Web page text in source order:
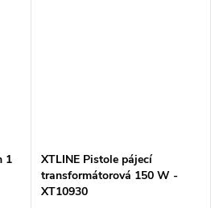
1
XTLINE Pistole pájecí
transformátorová 150 W -
XT10930